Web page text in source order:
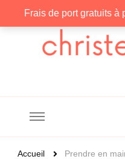
Frais de port gratuits à
Accueil Prendre en